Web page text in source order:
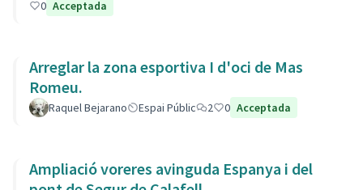
0 Acceptada
Arreglar la zona esportiva I d'oci de Mas
Romeu.
Raquel Bejarano Espai Públic 2 0 Acceptada
Ampliació voreres avinguda Espanya i del